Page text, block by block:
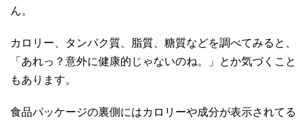
ん。
カロリー、タンパク質、脂質、糖質などを調べてみると、
「あれっ？意外に健康的じゃないのね。」とか気づくこと
もあります。
食品パッケージの裏側にはカロリーや成分が表示されてる